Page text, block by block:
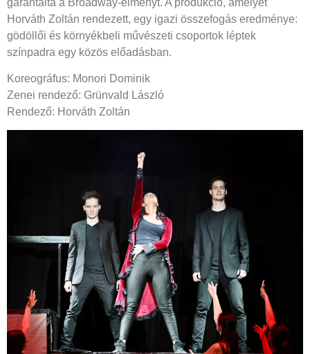
Horváth Zoltán rendezett, egy igazi összefogás eredménye:
gödöllői és környékbeli művészeti csoportok léptek
színpadra egy közös előadásban.
Koreográfus: Monori Dominik
Zenei rendező: Grünvald László
Rendező: Horváth Zoltán